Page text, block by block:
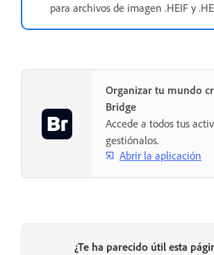
para archivos de imagen .HEIF y
Organizar tu mundo
Bridge
Accede a todos tus
gestiónalos.
Abrir la aplicación
¿Te ha parecido útil esta